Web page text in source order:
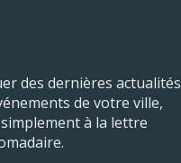
des dernières actualités
de votre ville,
à la lettre